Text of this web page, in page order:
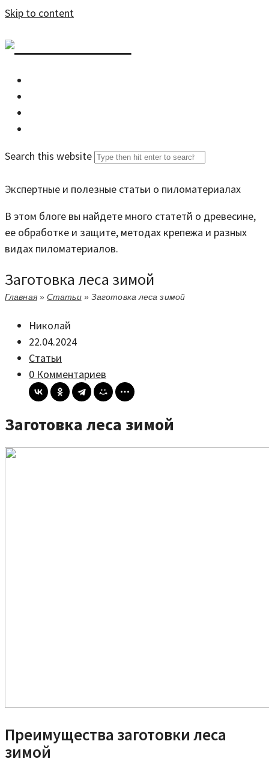
Skip to content
Search this website
Экспертные и полезные статьи о пиломатериалах
В этом блоге вы найдете много статетй о древесине,
ее обработке и защите, методах крепежа и разных
видах пиломатериалов.
Заготовка леса зимой
Главная»Статьи» Заготовка леса зимой
Николай
22.04.2024
Статьи
0 Комментариев
Заготовка леса зимой
Преимущества заготовки леса
зимой